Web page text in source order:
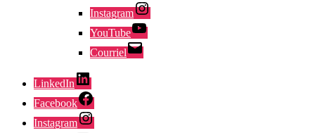
Instagram
YouTube
Courriel
LinkedIn
Facebook
Instagram